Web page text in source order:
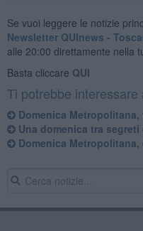
Se vuoi leggere le notizie
Newsletter QUInews -
alle 20:00 direttamente nella
Basta cliccare QUI
Ti potrebbe interessare
Domenica
Una domenica tra segreti
Domenica Metropolitana,